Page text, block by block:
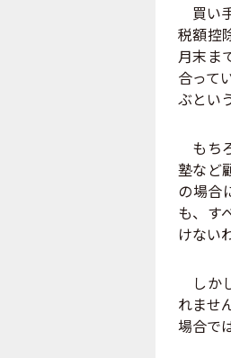
買い
税額控
月末ま
合って
ぶとい
もち
塾など
の場合
も、す
けない
しか
れませ
場合で